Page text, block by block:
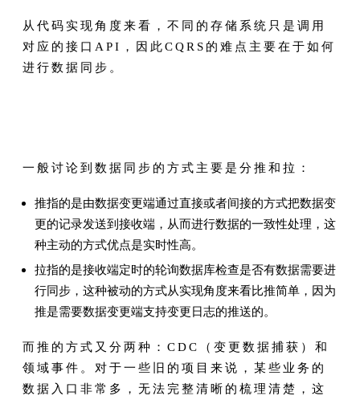
从代码实现角度来看，不同的存储系统只是调用
对应的接口API，因此CQRS的难点主要在于如何
进行数据同步。
一般讨论到数据同步的方式主要是分推和拉：
推指的是由数据变更端通过直接或者间接的方式把数据变
更的记录发送到接收端，从而进行数据的一致性处理，这
种主动的方式优点是实时性高。
拉指的是接收端定时的轮询数据库检查是否有数据需要进
行同步，这种被动的方式从实现角度来看比推简单，因为
推是需要数据变更端支持变更日志的推送的。
而推的方式又分两种：CDC（变更数据捕获）和
领域事件。对于一些旧的项目来说，某些业务的
数据入口非常多，无法完整清晰的梳理清楚，这